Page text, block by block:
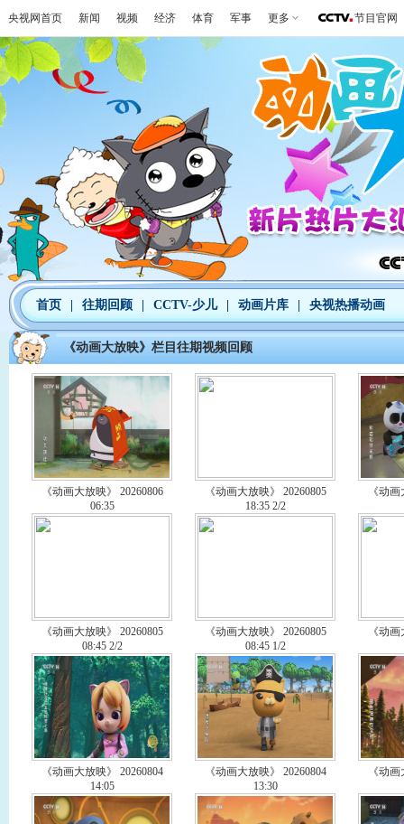
央视网首页 新闻 视频 经济 体育 军事 更多 节目官网
首页 往期回顾 CCTV-少儿 动画片库 央视热播动画
《动画大放映》栏目往期视频回顾
《动画大放映》 20260806
06:35
《动画大放映》 20260805
18:35 2/2
《动
《动画大放映》 20260805
08:45 2/2
《动画大放映》 20260805
08:45 1/2
《动
《动画大放映》 20260804
14:05
《动画大放映》 20260804
13:30
《动